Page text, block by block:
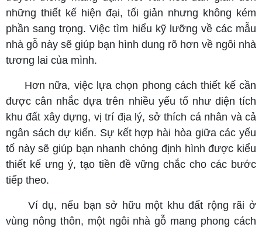
những thiết kế hiện đại, tối giản nhưng không kém
phần sang trọng. Việc tìm hiểu kỹ lưỡng về các mẫu
nhà gỗ này sẽ giúp bạn hình dung rõ hơn về ngôi nhà
tương lai của mình.
Hơn nữa, việc lựa chọn phong cách thiết kế cần
được cân nhắc dựa trên nhiều yếu tố như diện tích
khu đất xây dựng, vị trí địa lý, sở thích cá nhân và cả
ngân sách dự kiến. Sự kết hợp hài hòa giữa các yếu
tố này sẽ giúp bạn nhanh chóng định hình được kiểu
thiết kế ưng ý, tạo tiền đề vững chắc cho các bước
tiếp theo.
Ví dụ, nếu bạn sở hữu một khu đất rộng rãi ở
vùng nông thôn, một ngôi nhà gỗ mang phong cách